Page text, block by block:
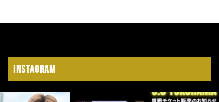
Instagram